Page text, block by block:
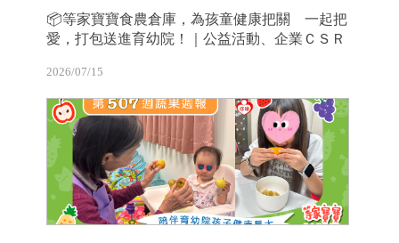
📦等家寶寶食農倉庫，為孩童健康把關 一起把
愛，打包送進育幼院！｜公益活動、企業ＣＳＲ
2026/07/15